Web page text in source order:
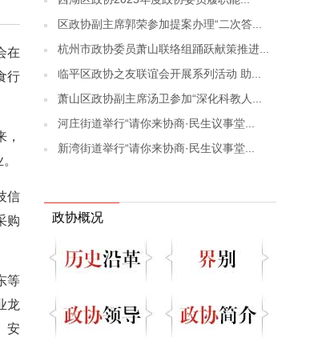
在
行
信
购
等
龙
安
区政协副主席郭荣参加提案办理“二次答...
杭州市政协委员萧山联络组踊跃献策推进...
临平区政协之友联谊会开展系列活动 助...
萧山区政协副主席汤卫参加“深化科教人...
河庄街道举行“请你来协商·民生议事堂...
新湾街道举行“请你来协商·民生议事堂...
政协概况